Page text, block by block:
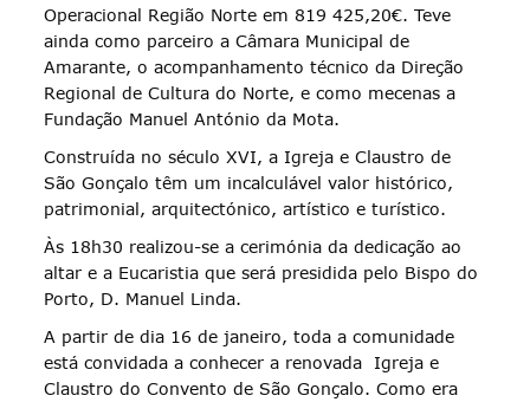
Operacional Região Norte em 819 425,20€. Teve
ainda como parceiro a Câmara Municipal de
Amarante, o acompanhamento técnico da Direção
Regional de Cultura do Norte, e como mecenas a
Fundação Manuel António da Mota.
Construída no século XVI, a Igreja e Claustro de
São Gonçalo têm um incalculável valor histórico,
patrimonial, arquitectónico, artístico e turístico.
Às 18h30 realizou-se a cerimónia da dedicação ao
altar e a Eucaristia que será presidida pelo Bispo do
Porto, D. Manuel Linda.
A partir de dia 16 de janeiro, toda a comunidade
está convidada a conhecer a renovada Igreja e
Claustro do Convento de São Gonçalo. Como era